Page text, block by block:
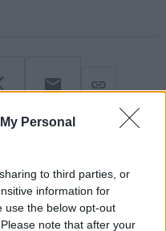
Personal
to third parties, or
information for
use the below opt-out
note that after your